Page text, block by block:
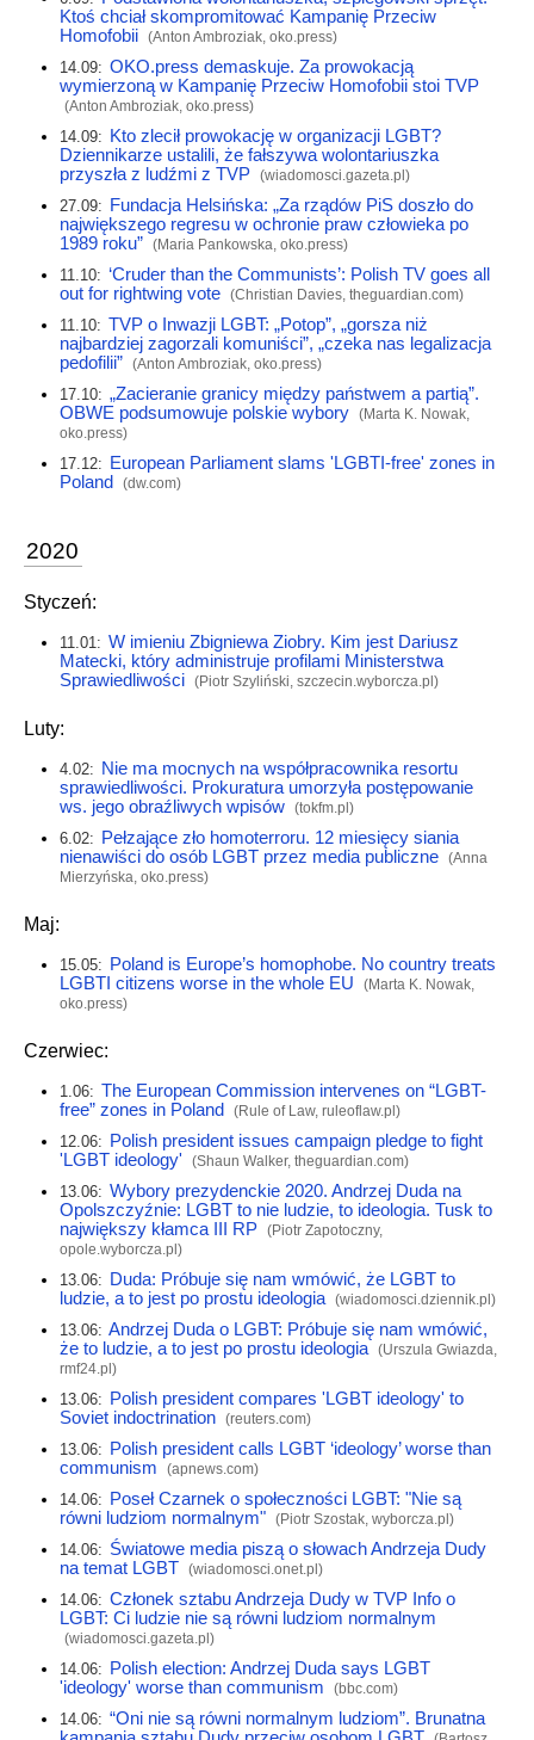
Ktoś chciał skompromitować Kampanię Przeciw
Homofobii (Anton Ambroziak, oko.press)
14.09: OKO.press demaskuje. Za prowokacją
wymierzoną w Kampanię Przeciw Homofobii stoi TVP
(Anton Ambroziak, oko.press)
14.09: Kto zlecił prowokację w organizacji LGBT?
Dziennikarze ustalili, że fałszywa wolontariuszka
przyszła z ludźmi z TVP (wiadomosci.gazeta.pl)
27.09: Fundacja Helsińska: „Za rządów PiS doszło do
największego regresu w ochronie praw człowieka po
1989 roku” (Maria Pankowska, oko.press)
11.10: ‘Cruder than the Communists’: Polish TV goes all
out for rightwing vote (Christian Davies, theguardian.com)
11.10: TVP o Inwazji LGBT: „Potop”, „gorsza niż
najbardziej zagorzali komuniści”, „czeka nas legalizacja
pedofilii” (Anton Ambroziak, oko.press)
17.10: „Zacieranie granicy między państwem a partią”.
OBWE podsumowuje polskie wybory (Marta K. Nowak,
oko.press)
17.12: European Parliament slams 'LGBTI-free' zones in
Poland
(dw.com)
2020
Styczeń:
11.01: W imieniu Zbigniewa Ziobry. Kim jest Dariusz
Matecki, który administruje profilami Ministerstwa
Sprawiedliwości (Piotr Szyliński, szczecin.wyborcza.pl)
Luty:
4.02: Nie ma mocnych na współpracownika resortu
sprawiedliwości. Prokuratura umorzyła postępowanie
ws. jego obraźliwych wpisów (tokfm.pl)
6.02: Pełzające zło homoterroru. 12 miesięcy siania
nienawiści do osób LGBT przez media publiczne (Anna
Mierzyńska, oko.press)
Maj:
15.05: Poland is Europe’s homophobe. No country treats
LGBTI citizens worse in the whole EU
(Marta K. Nowak,
oko.press)
Czerwiec:
1.06: The European Commission intervenes on “LGBT-
free” zones in Poland
(Rule of Law, ruleoflaw.pl)
12.06: Polish president issues campaign pledge to fight
'LGBT ideology'
(Shaun Walker, theguardian.com)
13.06: Wybory prezydenckie 2020. Andrzej Duda na
Opolszczyźnie: LGBT to nie ludzie, to ideologia. Tusk to
największy kłamca III RP (Piotr Zapotoczny,
opole.wyborcza.pl)
13.06: Duda: Próbuje się nam wmówić, że LGBT to
ludzie, a to jest po prostu ideologia (wiadomosci.dziennik.pl)
13.06: Andrzej Duda o LGBT: Próbuje się nam wmówić,
że to ludzie, a to jest po prostu ideologia (Urszula Gwiazda,
rmf24.pl)
13.06: Polish president compares 'LGBT ideology' to
Soviet indoctrination (reuters.com)
13.06: Polish president calls LGBT ‘ideology’ worse than
communism
(apnews.com)
14.06: Poseł Czarnek o społeczności LGBT: "Nie są
równi ludziom normalnym" (Piotr Szostak, wyborcza.pl)
14.06: Światowe media piszą o słowach Andrzeja Dudy
na temat LGBT (wiadomosci.onet.pl)
14.06: Członek sztabu Andrzeja Dudy w TVP Info o
LGBT: Ci ludzie nie są równi ludziom normalnym
(wiadomosci.gazeta.pl)
14.06: Polish election: Andrzej Duda says LGBT
'ideology' worse than communism
(bbc.com)
14.06: “Oni nie są równi normalnym ludziom”. Brunatna